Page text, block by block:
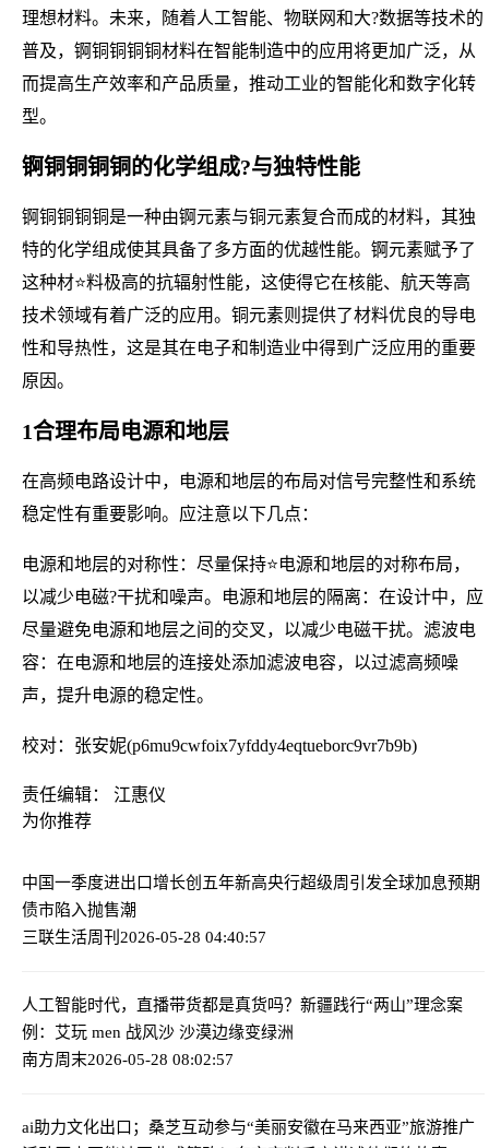
理想材料。未来，随着人工智能、物联网和大?数据等技术的
普及，锕铜铜铜铜材料在智能制造中的应用将更加广泛，从
而提高生产效率和产品质量，推动工业的智能化和数字化转
型。
锕铜铜铜铜的化学组成?与独特性能
锕铜铜铜铜是一种由锕元素与铜元素复合而成的材料，其独
特的化学组成使其具备了多方面的优越性能。锕元素赋予了
这种材⭐料极高的抗辐射性能，这使得它在核能、航天等高
技术领域有着广泛的应用。铜元素则提供了材料优良的导电
性和导热性，这是其在电子和制造业中得到广泛应用的重要
原因。
1合理布局电源和地层
在高频电路设计中，电源和地层的布局对信号完整性和系统
稳定性有重要影响。应注意以下几点：
电源和地层的对称性：尽量保持⭐电源和地层的对称布局，
以减少电磁?干扰和噪声。电源和地层的隔离：在设计中，应
尽量避免电源和地层之间的交叉，以减少电磁干扰。滤波电
容：在电源和地层的连接处添加滤波电容，以过滤高频噪
声，提升电源的稳定性。
校对：张安妮(p6mu9cwfoix7yfddy4eqtueborc9vr7b9b)
责任编辑： 江惠仪
为你推荐
中国一季度进出口增长创五年新高央行超级周引发全球加息预期
债市陷入抛售潮
三联生活周刊 2026-05-28 04:40:57
人工智能时代，直播带货都是真货吗？ 新疆践行“两山”理念案
例：艾玩 men 战风沙 沙漠边缘变绿洲
南方周末2026-05-28 08:02:57
ai助力文化出口；桑芝互动参与“美丽安徽在马来西亚”旅游推广